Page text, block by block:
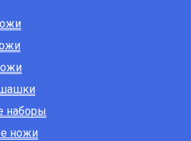
наборы
ножи